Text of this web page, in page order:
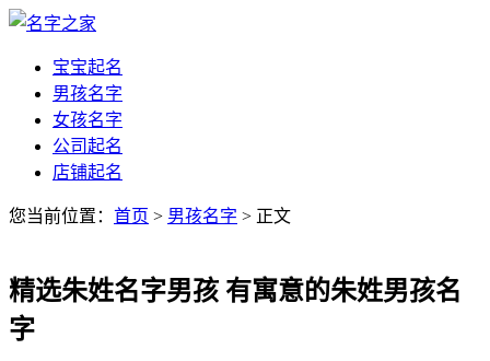
宝宝起名
男孩名字
女孩名字
公司起名
店铺起名
您当前位置： 首页 > 男孩名字 > 正文
精选朱姓名字男孩 有寓意的朱姓男孩名
字